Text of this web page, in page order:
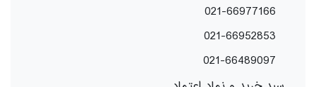
021-66977166
021-66952853
021-66489097